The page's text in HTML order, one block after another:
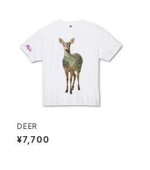
DEER
¥7,700